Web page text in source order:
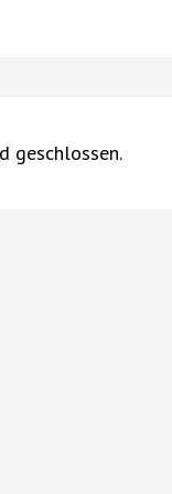
geschlossen.